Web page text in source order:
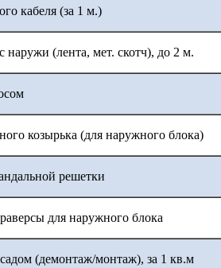
кабеля (за 1 м.)
наружи (лента, мет. скотч), до 2 м.
козырька (для наружного блока)
решетки
для наружного блока
(демонтаж/монтаж), за 1 кв.м